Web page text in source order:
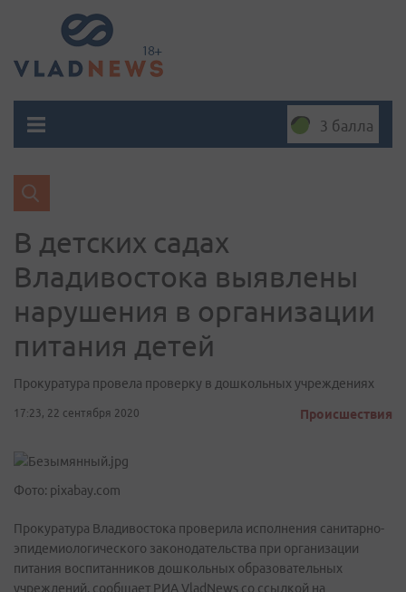
3 балла
В детских садах
Владивостока выявлены
нарушения в организации
питания детей
Прокуратура провела проверку в дошкольных учреждениях
17:23, 22 сентября 2020 Происшествия
Фото: pixabay.com
Прокуратура Владивостока проверила исполнения санитарно-
эпидемиологического законодательства при организации
питания воспитанников дошкольных образовательных
учреждений, сообщает РИА VladNews со ссылкой на